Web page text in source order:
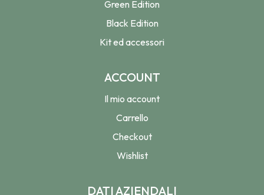
Green Edition
Black Edition
Kit ed accessori
ACCOUNT
Il mio account
Carrello
Checkout
Wishlist
DATI AZIENDALI